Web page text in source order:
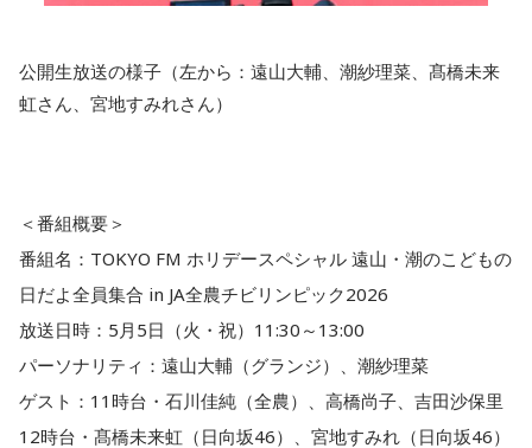
公開生放送の様子（左から：遠山大輔、潮紗理菜、髙橋未来
虹さん、宮地すみれさん）
＜番組概要＞
番組名：TOKYO FM ホリデースペシャル 遠山・潮のこどもの
日だよ全員集合 in JA全農チビリンピック2026
放送日時：5月5日（火・祝）11:30～13:00
パーソナリティ：遠山大輔（グランジ）、潮紗理菜
ゲスト：11時台・石川佳純（全農）、高橋尚子、吉田沙保里
12時台・髙橋未来虹（日向坂46）、宮地すみれ（日向坂46）